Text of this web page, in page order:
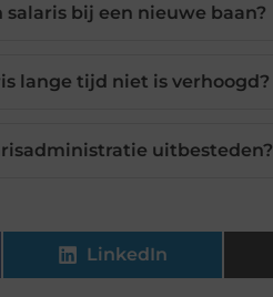
bij een nieuwe baan?
lange tijd niet is verhoogd?
uitbesteden?
LinkedIn